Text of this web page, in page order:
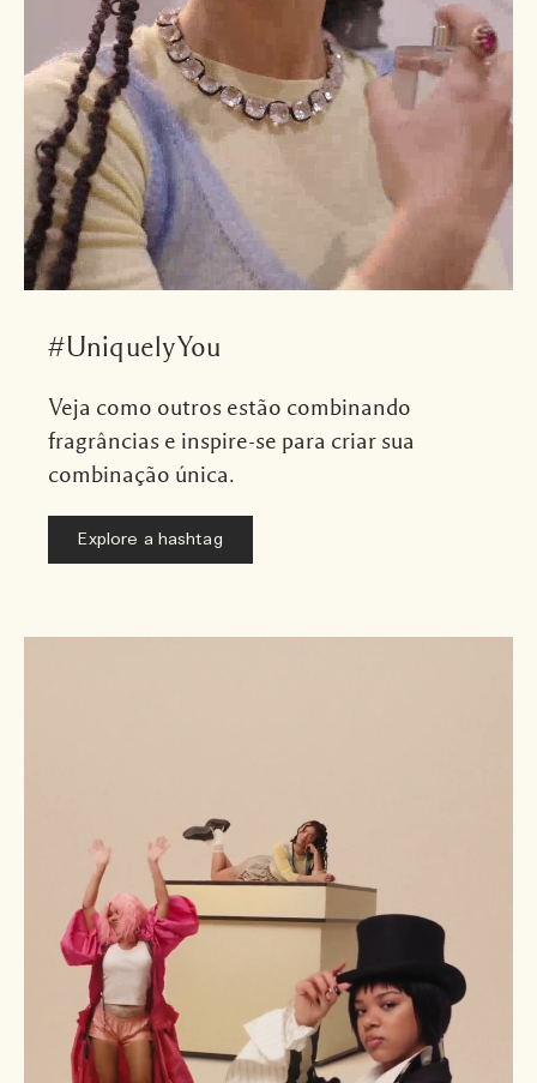
#UniquelyYou
Veja como outros estão combinando
fragrâncias e inspire-se para criar sua
combinação única.
Explore a hashtag